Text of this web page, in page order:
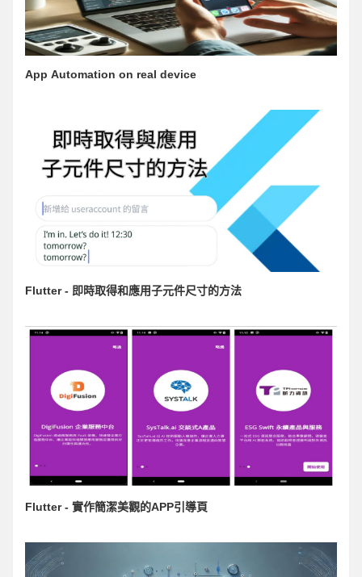
App Automation on real device
Flutter - 即時取得和應用子元件尺寸的方法
Flutter - 實作簡潔美觀的APP引導頁